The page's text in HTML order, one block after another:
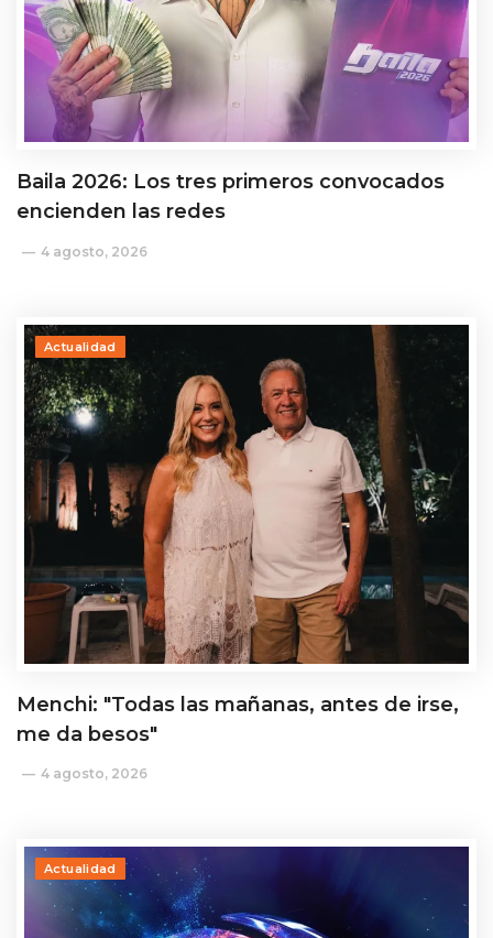
Baila 2026: Los tres primeros convocados
encienden las redes
4 agosto, 2026
Actualidad
Menchi: "Todas las mañanas, antes de irse,
me da besos"
4 agosto, 2026
Actualidad